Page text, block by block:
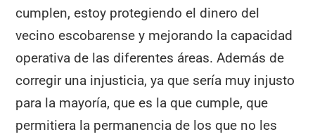
cumplen, estoy protegiendo el dinero del
vecino escobarense y mejorando la capacidad
operativa de las diferentes áreas. Además de
corregir una injusticia, ya que sería muy injusto
para la mayoría, que es la que cumple, que
permitiera la permanencia de los que no les